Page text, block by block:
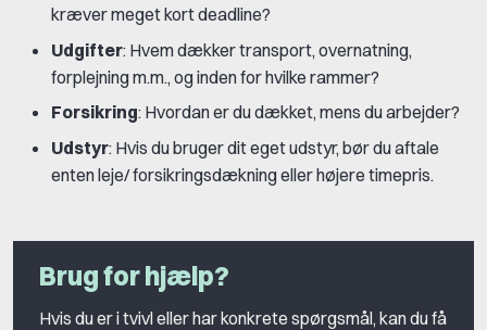
kræver meget kort deadline?
Udgifter: Hvem dækker transport, overnatning,
forplejning m.m., og inden for hvilke rammer?
Forsikring: Hvordan er du dækket, mens du arbejder?
Udstyr: Hvis du bruger dit eget udstyr, bør du aftale
enten leje/ forsikringsdækning eller højere timepris.
Brug for hjælp?
Hvis du er i tvivl eller har konkrete spørgsmål, kan du få